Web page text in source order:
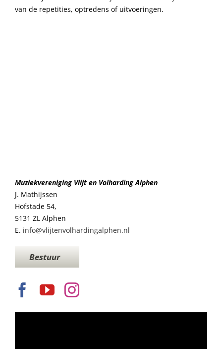
van de repetities, optredens of uitvoeringen.
Muziekvereniging Vlijt en Volharding Alphen
J. Mathijssen
Hofstade 54,
5131 ZL Alphen
E. info@vlijtenvolhardingalphen.nl
Bestuur